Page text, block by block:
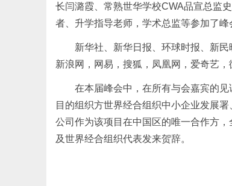
长闫潞霞、常熟世华学校CWA品宣总监
者、升学指导老师，学术总监等参加了
新华社、新华日报、环球时报、新
新浪网，网易，搜狐，凤凰网，爱奇艺
在本届峰会中，在所有与会嘉宾的
目的组织方世界经合组织中小企业发展
公司作为该项目在中国区的唯一合作方
及世界经合组织代表发来贺辞。